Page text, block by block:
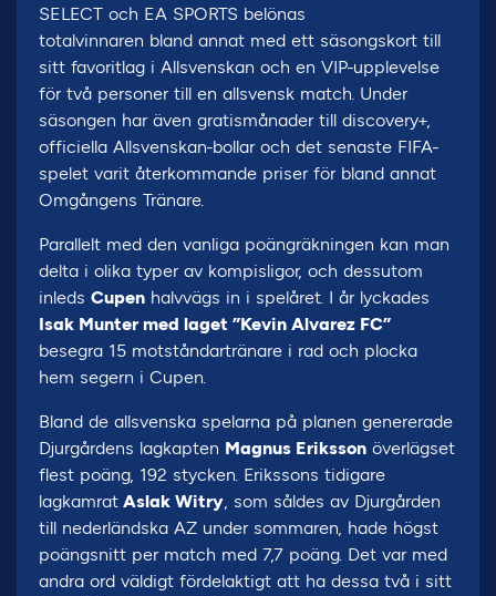
SELECT och EA SPORTS belönas
totalvinnaren bland annat med ett säsongskort till
sitt favoritlag i Allsvenskan och en VIP-upplevelse
för två personer till en allsvensk match. Under
säsongen har även gratismånader till discovery+,
officiella Allsvenskan-bollar och det senaste FIFA-
spelet varit återkommande priser för bland annat
Omgångens Tränare.
Parallelt med den vanliga poängräkningen kan man
delta i olika typer av kompisligor, och dessutom
inleds Cupen halvvägs in i spelåret. I år lyckades
Isak Munter med laget ”Kevin Alvarez FC”
besegra 15 motståndartränare i rad och plocka
hem segern i Cupen.
Bland de allsvenska spelarna på planen genererade
Djurgårdens lagkapten Magnus Eriksson överlägset
flest poäng, 192 stycken. Erikssons tidigare
lagkamrat Aslak Witry, som såldes av Djurgården
till nederländska AZ under sommaren, hade högst
poängsnitt per match med 7,7 poäng. Det var med
andra ord väldigt fördelaktigt att ha dessa två i sitt